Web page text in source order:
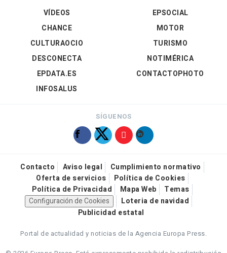
VÍDEOS
EPSOCIAL
CHANCE
CULTURAOCIO
DESCONECTA
EPDATA.ES
INFOSALUS
MOTOR
TURISMO
NOTIMÉRICA
CONTACTOPHOTO
SÍGUENOS
Contacto Aviso legal
Cumplimiento normativo
Oferta de servicios
Política de Cookies
Política de Privacidad
Mapa Web
Temas
Configuración de Cookies
Loteria de navidad
Publicidad estatal
Portal de actualidad y noticias de la Agencia Europa Press.